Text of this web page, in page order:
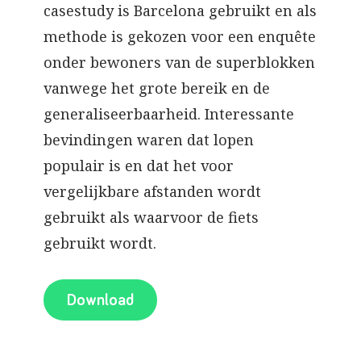
casestudy is Barcelona gebruikt en als
methode is gekozen voor een enquête
onder bewoners van de superblokken
vanwege het grote bereik en de
generaliseerbaarheid. Interessante
bevindingen waren dat lopen
populair is en dat het voor
vergelijkbare afstanden wordt
gebruikt als waarvoor de fiets
gebruikt wordt.
Download